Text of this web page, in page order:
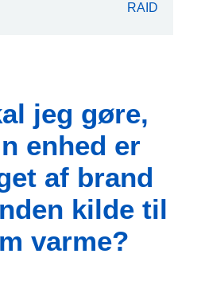
RAID
jeg gøre,
enhed er
af brand
kilde til
varme?